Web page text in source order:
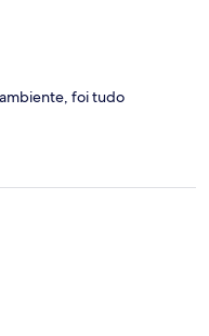
foi tudo